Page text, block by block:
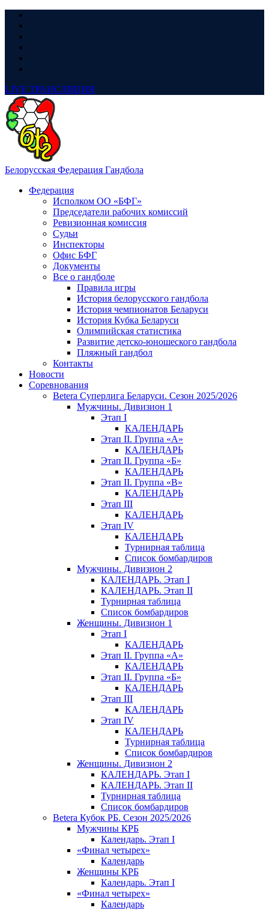
LIVE ТРАНСЛЯЦИЯ
Белорусская Федерация Гандбола
Федерация
Исполком ОО «БФГ»
Председатели рабочих комиссий
Ревизионная комиссия
Судьи
Инспекторы
Офис БФГ
Документы
Все о гандболе
Правила игры
История белорусского гандбола
История чемпионатов Беларуси
История Кубка Беларуси
Олимпийская статистика
Развитие детско-юношеского гандбола
Пляжный гандбол
Контакты
Новости
Соревнования
Betera Суперлига Беларуси. Сезон 2025/2026
Мужчины. Дивизион 1
Этап I
КАЛЕНДАРЬ
Этап II. Группа «А»
КАЛЕНДАРЬ
Этап II. Группа «Б»
КАЛЕНДАРЬ
Этап II. Группа «В»
КАЛЕНДАРЬ
Этап III
КАЛЕНДАРЬ
Этап IV
КАЛЕНДАРЬ
Турнирная таблица
Список бомбардиров
Мужчины. Дивизион 2
КАЛЕНДАРЬ. Этап I
КАЛЕНДАРЬ. Этап II
Турнирная таблица
Список бомбардиров
Женщины. Дивизион 1
Этап I
КАЛЕНДАРЬ
Этап II. Группа «А»
КАЛЕНДАРЬ
Этап II. Группа «Б»
КАЛЕНДАРЬ
Этап III
КАЛЕНДАРЬ
Этап IV
КАЛЕНДАРЬ
Турнирная таблица
Список бомбардиров
Женщины. Дивизион 2
КАЛЕНДАРЬ. Этап I
КАЛЕНДАРЬ. Этап II
Турнирная таблица
Список бомбардиров
Betera Кубок РБ. Сезон 2025/2026
Мужчины КРБ
Календарь. Этап I
«Финал четырех»
Календарь
Женщины КРБ
Календарь. Этап I
«Финал четырех»
Календарь